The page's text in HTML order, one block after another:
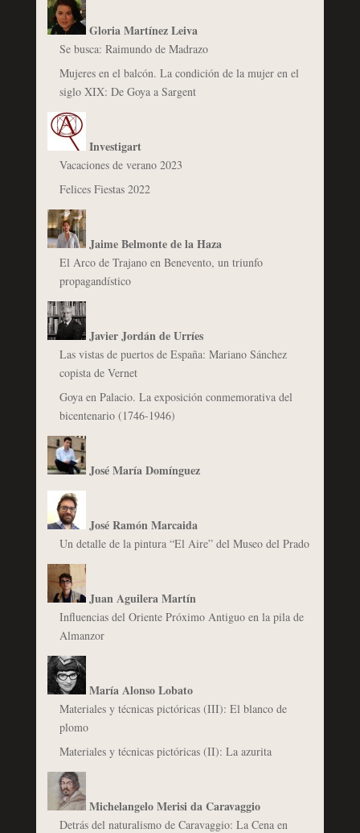
Gloria Martínez Leiva
Se busca: Raimundo de Madrazo
Mujeres en el balcón. La condición de la mujer en el
siglo XIX: De Goya a Sargent
Investigart
Vacaciones de verano 2023
Felices Fiestas 2022
Jaime Belmonte de la Haza
El Arco de Trajano en Benevento, un triunfo
propagandístico
Javier Jordán de Urríes
Las vistas de puertos de España: Mariano Sánchez
copista de Vernet
Goya en Palacio. La exposición conmemorativa del
bicentenario (1746-1946)
José María Domínguez
José Ramón Marcaida
Un detalle de la pintura “El Aire” del Museo del Prado
Juan Aguilera Martín
Influencias del Oriente Próximo Antiguo en la pila de
Almanzor
María Alonso Lobato
Materiales y técnicas pictóricas (III): El blanco de
plomo
Materiales y técnicas pictóricas (II): La azurita
Michelangelo Merisi da Caravaggio
Detrás del naturalismo de Caravaggio: La Cena en